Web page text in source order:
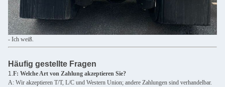
- Ich weiß.
Häufig gestellte Fragen
1. F: Welche Art von Zahlung akzeptieren Sie?
A: Wir akzeptieren T/T, L/C und Western Union; andere Zahlungen sind verhandelbar.